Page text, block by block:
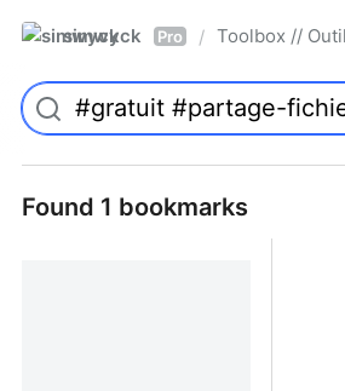
simwyck Pro / Toolbox //
Found 1 bookmarks